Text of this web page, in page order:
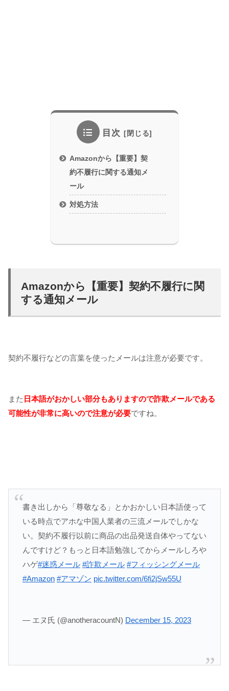
目次
Amazonから【重要】契
約不履行に関する通知メ
ール
対処方法
Amazonから【重要】契約不履行に関
する通知メール
契約不履行などの言葉を使ったメールは注意が必要です。
また 日本語がおかしい部分もありますので詐欺メールである
可能性が非常に高いので注意が必要ですね。
書き出しから「尊敬なる」とかおかしい日本語使って
いる時点でアホな中国人業者の三流メールでしかな
い。契約不履行以前に商品の出品発送自体やってない
んですけど？もっと日本語勉強してからメールしろや
ハゲ#迷惑メール #詐欺メール #フィッシングメール
#Amazon #アマゾン pic.twitter.com/6fi2jSw55U
— エヌ氏 (@anotheracountN) December 15, 2023